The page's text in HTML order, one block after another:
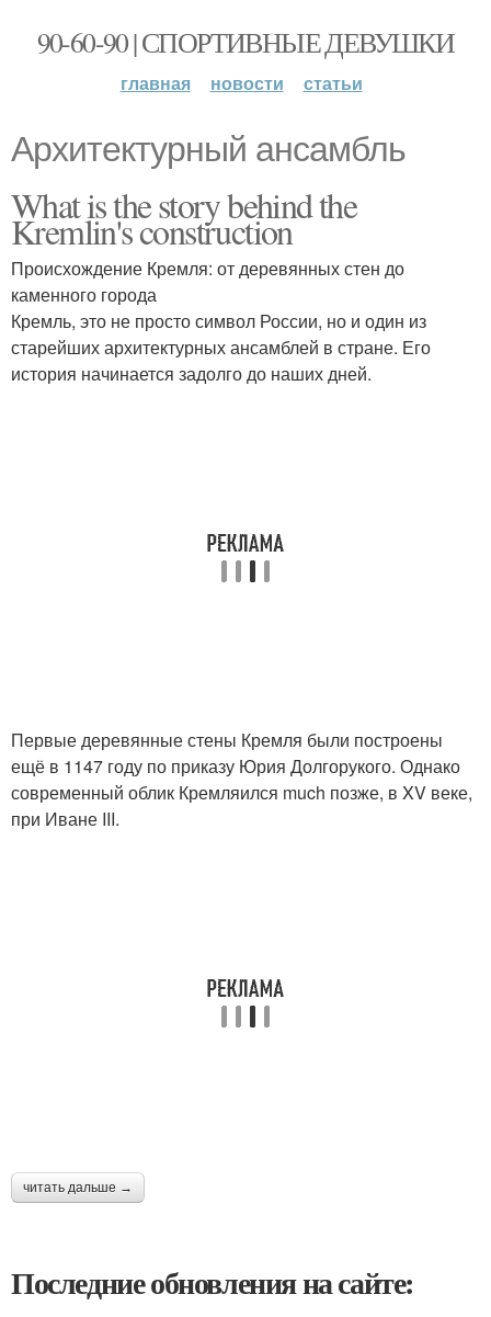
90-60-90 | СПОРТИВНЫЕ ДЕВУШКИ
главная новости статьи
Архитектурный ансамбль
What is the story behind the
Kremlin's construction
Происхождение Кремля: от деревянных стен до
каменного города
Кремль, это не просто символ России, но и один из
старейших архитектурных ансамблей в стране. Его
история начинается задолго до наших дней.
Первые деревянные стены Кремля были построены
ещё в 1147 году по приказу Юрия Долгорукого. Однако
современный облик Кремляился much позже, в XV веке,
при Иване III.
читать дальше →
Последние обновления на сайте: